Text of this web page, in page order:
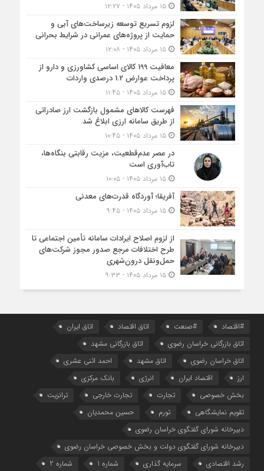
۱۵ مرداد ۱۴۰۵ - ۱۲:۲۷
لزوم تسریع توسعه زیرساخت‌های آبی و
حمایت از پروژه‌های عمرانی در شرایط بحرانی
۱۵ مرداد ۱۴۰۵ - ۱۲:۰۸
معافیت 199 کالای اساسی کشاورزی و دارو از
پرداخت عوارض 1.2 درصدی واردات
۱۵ مرداد ۱۴۰۵ - ۱۱:۴۵
فهرست کالاهای مشمول بازگشت ارز صادراتی
از طریق سامانه ارزی ابلاغ شد
۱۵ مرداد ۱۴۰۵ - ۱۰:۴۵
در عصر عدم‌قطعیت، مزیت رقابتی بنگاه‌ها،
تاب‌آوری است
۱۵ مرداد ۱۴۰۵ - ۱۰:۰۵
آفریقا؛ آوردگاه قدرت‌های معدنی
۱۵ مرداد ۱۴۰۵ - ۹:۴۵
از لزوم اصلاح ایرادات سامانه تأمین اجتماعی تا
طرح اختلافات مرجع صدور مجوز شرکت‌های
حمل‌ونقل درون‌شهری
۱۵ مرداد ۱۴۰۵ - ۹:۳۳
#اقتصاد #صنعت اتاق اقتصاد
اتاق ایران
اتاق بازرگانی خراسان رضوی
اتاق بازرگانی مشهد
اتاق خراسان رضوی
اتاق مشهد
احمد اثنی عشری
ارز
اقتصاد ایران انرژی
بانک مرکزی
بخش خصوصی
تجارت تجارت خارجی
ترانزیت
تقویم نمایشگاهی
تورم
حسین محمدیان
دبیرخانه شورای گفتگوی خراسان رضوی
دبیرخانه شورای گفتگوی دولت و بخش خصوصی خراسان رضوی
رشد اقتصادی
سرمایه گذاری شماره 1 شماره 2